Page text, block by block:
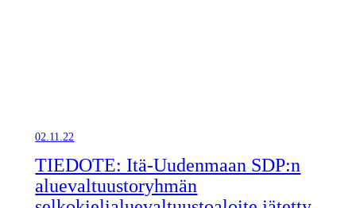
02.11.22
TIEDOTE: Itä-Uudenmaan SDP:n
aluevaltuustoryhmän